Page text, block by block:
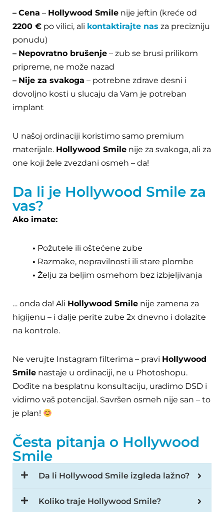
– Cena – Hollywood Smile nije jeftin (kreće od
2200 € po vilici, ali kontaktirajte nas za precizniju
ponudu)
– Nepovratno brušenje – zub se brusi prilikom
pripreme, ne može nazad
– Nije za svakoga – potrebne zdrave desni i
dovoljno kosti u slucaju da Vam je potreban
implant
U našoj ordinaciji koristimo samo premium
materijale. Hollywood Smile nije za svakoga, ali za
one koji žele zvezdani osmeh – da!
Da li je Hollywood Smile za
vas?
Ako imate:
• Požutele ili oštećene zube
• Razmake, nepravilnosti ili stare plombe
• Želju za beljim osmehom bez izbjeljivanja
… onda da! Ali Hollywood Smile nije zamena za
higijenu – i dalje perite zube 2x dnevno i dolazite
na kontrole.
Ne verujte Instagram filterima – pravi Hollywood
Smile nastaje u ordinaciji, ne u Photoshopu.
Dođite na besplatnu konsultaciju, uradimo DSD i
vidimo vaš potencijal. Savršen osmeh nije san – to
je plan!
Česta pitanja o Hollywood
Smile
Da li Hollywood Smile izgleda lažno?
Koliko traje Hollywood Smile?